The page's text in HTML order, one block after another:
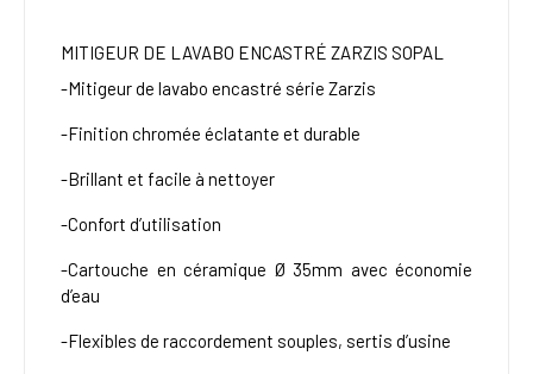
MITIGEUR DE LAVABO ENCASTRÉ ZARZIS SOPAL
-Mitigeur de lavabo encastré série Zarzis
-Finition chromée éclatante et durable
-Brillant et facile à nettoyer
-Confort d’utilisation
-Cartouche en céramique Ø 35mm avec économie
d’eau
-Flexibles de raccordement souples, sertis d’usine